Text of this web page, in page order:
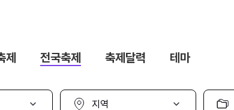
제 전국축제 축제달력 테마
지
카